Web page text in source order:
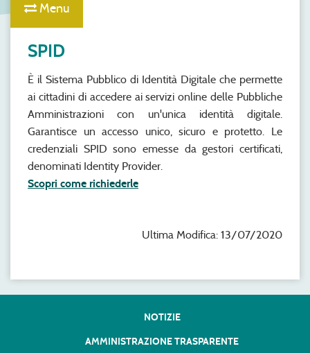
Menu
SPID
È il Sistema Pubblico di Identità Digitale che permette
ai cittadini di accedere ai servizi online delle Pubbliche
Amministrazioni con un'unica identità digitale.
Garantisce un accesso unico, sicuro e protetto. Le
credenziali SPID sono emesse da gestori certificati,
denominati Identity Provider.
Scopri come richiederle
Ultima Modifica: 13/07/2020
NOTIZIE
AMMINISTRAZIONE TRASPARENTE